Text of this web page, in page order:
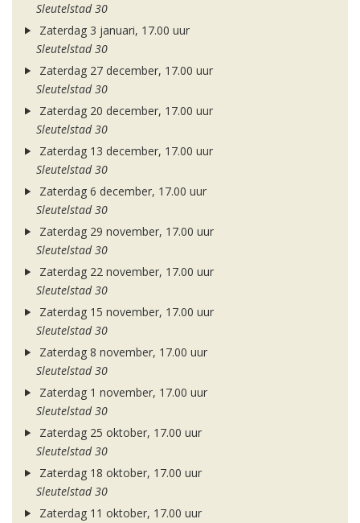
Sleutelstad 30
Zaterdag 3 januari, 17.00 uur
Sleutelstad 30
Zaterdag 27 december, 17.00 uur
Sleutelstad 30
Zaterdag 20 december, 17.00 uur
Sleutelstad 30
Zaterdag 13 december, 17.00 uur
Sleutelstad 30
Zaterdag 6 december, 17.00 uur
Sleutelstad 30
Zaterdag 29 november, 17.00 uur
Sleutelstad 30
Zaterdag 22 november, 17.00 uur
Sleutelstad 30
Zaterdag 15 november, 17.00 uur
Sleutelstad 30
Zaterdag 8 november, 17.00 uur
Sleutelstad 30
Zaterdag 1 november, 17.00 uur
Sleutelstad 30
Zaterdag 25 oktober, 17.00 uur
Sleutelstad 30
Zaterdag 18 oktober, 17.00 uur
Sleutelstad 30
Zaterdag 11 oktober, 17.00 uur